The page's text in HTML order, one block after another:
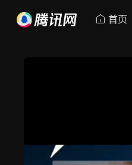
首页